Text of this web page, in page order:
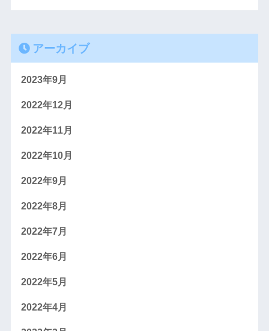
アーカイブ
2023年9月
2022年12月
2022年11月
2022年10月
2022年9月
2022年8月
2022年7月
2022年6月
2022年5月
2022年4月